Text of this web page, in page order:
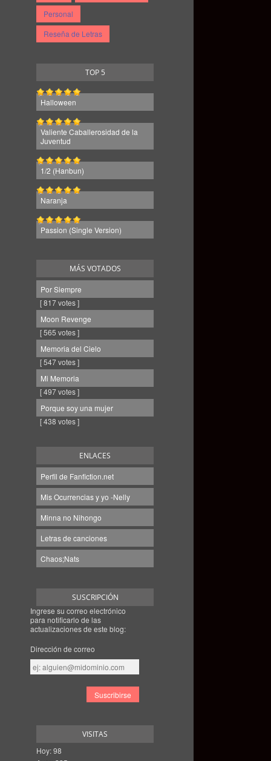
Personal
Reseña de Letras
TOP 5
Halloween
Valiente Caballerosidad de la
Juventud
1/2 (Hanbun)
Naranja
Passion (Single Version)
MÁS VOTADOS
Por Siempre
[ 817 votes ]
Moon Revenge
[ 565 votes ]
Memoria del Cielo
[ 547 votes ]
Mi Memoria
[ 497 votes ]
Porque soy una mujer
[ 438 votes ]
ENLACES
Perfil de Fanfiction.net
Mis Ocurrencias y yo -Nelly
Minna no Nihongo
Letras de canciones
Chaos;Nats
SUSCRIPCIÓN
Ingrese su correo electrónico
para notificarlo de las
actualizaciones de este blog:
Dirección de correo
Dirección
de
VISITAS
Hoy: 98